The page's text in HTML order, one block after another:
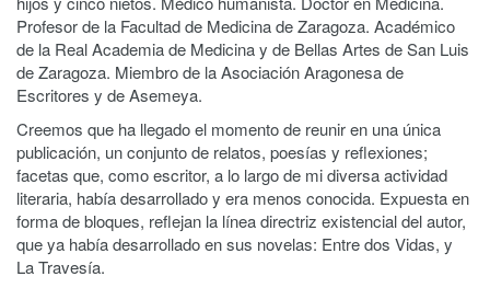
Profesor de la Facultad de Medicina de Zaragoza. Académico
de la Real Academia de Medicina y de Bellas Artes de San Luis
de Zaragoza. Miembro de la Asociación Aragonesa de
Escritores y de Asemeya.
Creemos que ha llegado el momento de reunir en una única
publicación, un conjunto de relatos, poesías y reflexiones;
facetas que, como escritor, a lo largo de mi diversa actividad
literaria, había desarrollado y era menos conocida. Expuesta en
forma de bloques, reflejan la línea directriz existencial del autor,
que ya había desarrollado en sus novelas: Entre dos Vidas, y
La Travesía.